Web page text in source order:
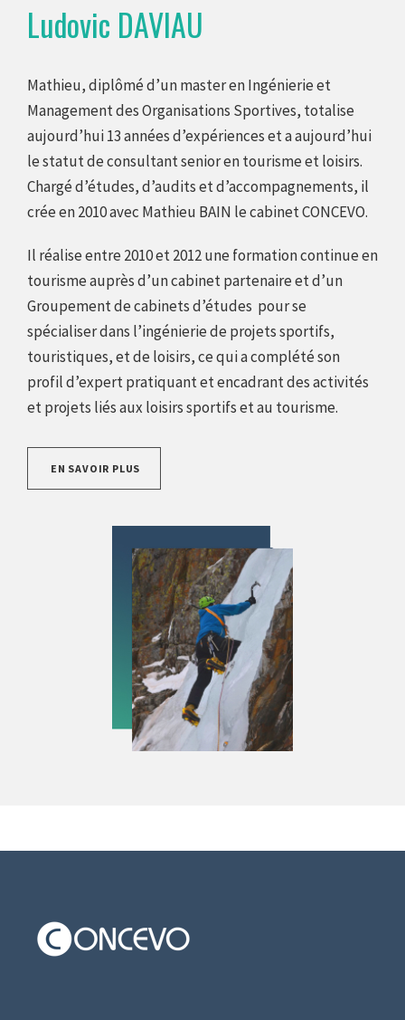
Ludovic DAVIAU
Mathieu, diplômé d’un master en Ingénierie et
Management des Organisations Sportives, totalise
aujourd’hui 13 années d’expériences et a aujourd’hui
le statut de consultant senior en tourisme et loisirs.
Chargé d’études, d’audits et d’accompagnements, il
crée en 2010 avec Mathieu BAIN le cabinet CONCEVO.
Il réalise entre 2010 et 2012 une formation continue en
tourisme auprès d’un cabinet partenaire et d’un
Groupement de cabinets d’études pour se
spécialiser dans l’ingénierie de projets sportifs,
touristiques, et de loisirs, ce qui a complété son
profil d’expert pratiquant et encadrant des activités
et projets liés aux loisirs sportifs et au tourisme.
EN SAVOIR PLUS